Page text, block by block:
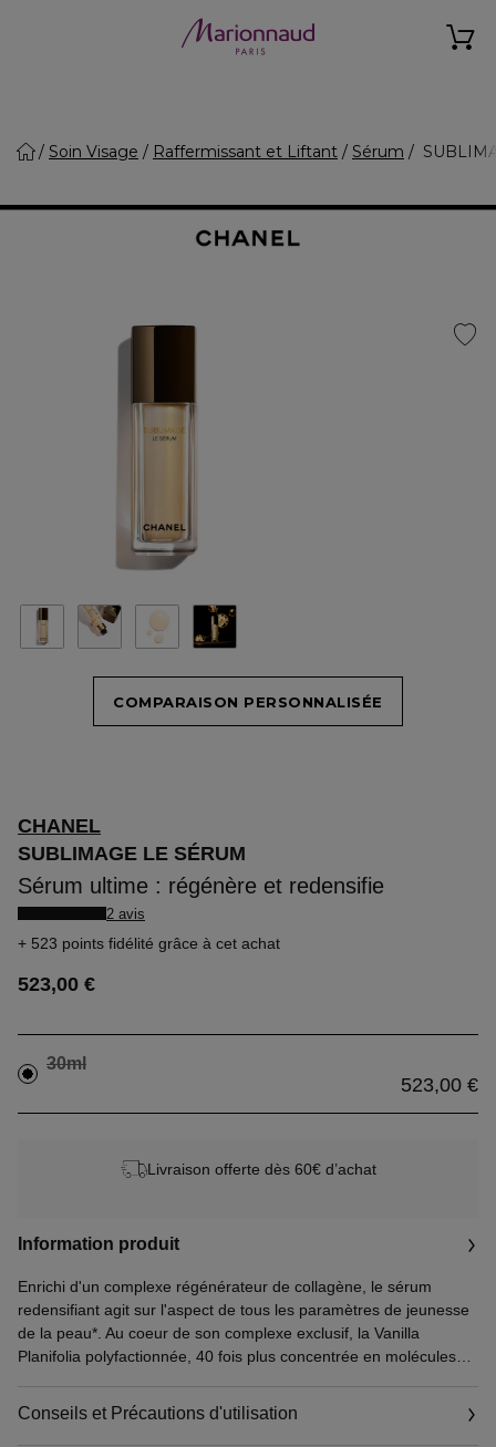
Soin Visage Raffermissant et Liftant Sérum
COMPARAISON PERSONNALISÉE
CHANEL
SUBLIMAGE LE SÉRUM
Sérum ultime : régénère et redensifie
2 avis
523 points fidélité grâce à cet achat
523,00 €
30ml
523,00 €
Livraison offerte dès 60€ d’achat
Information produit
Enrichi d'un complexe régénérateur de collagène, le sérum
redensifiant agit sur l'aspect de tous les paramètres de jeunesse
de la peau*. Au coeur de son complexe exclusif, la Vanilla
Planifolia polyfactionnée, 40 fois plus concentrée en molécules
sélectionnés pour leur efficacité complémentaire sur la
Conseils et Précautions d'utilisation